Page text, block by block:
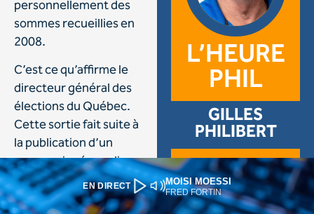
EN DIRECT MOISI MOESSI
FRED FORTIN